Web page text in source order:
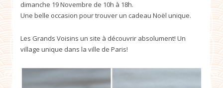
dimanche 19 Novembre de 10h à 18h.
Une belle occasion pour trouver un cadeau Noël unique.
Les Grands Voisins un site à découvrir absolument! Un
village unique dans la ville de Paris!